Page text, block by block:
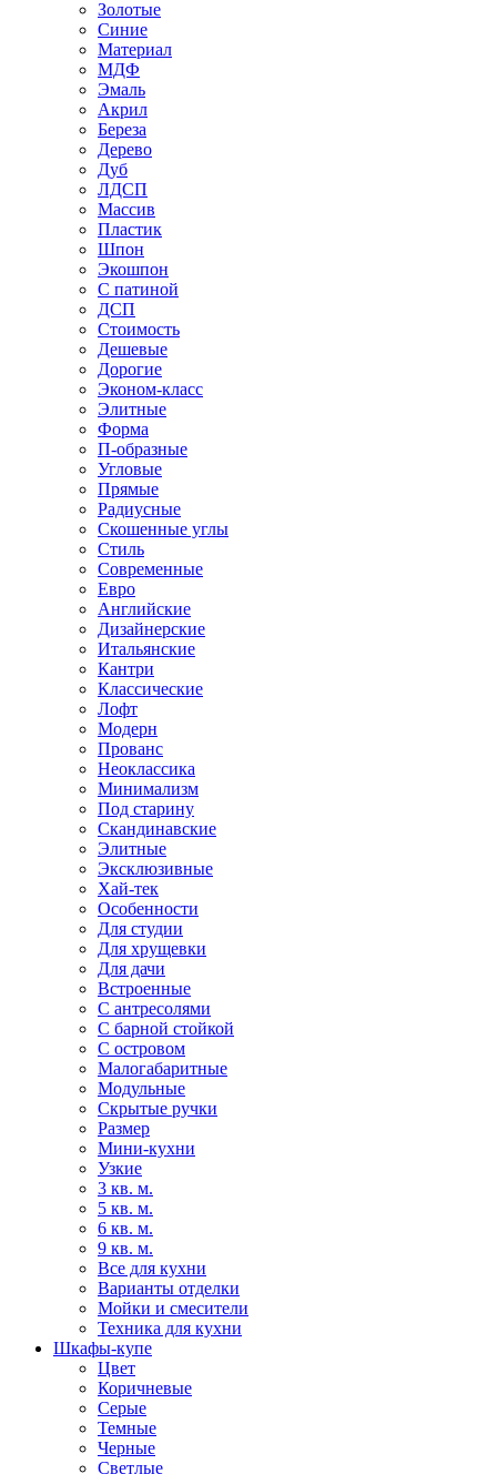
Золотые
Синие
Материал
МДФ
Эмаль
Акрил
Береза
Дерево
Дуб
ЛДСП
Массив
Пластик
Шпон
Экошпон
С патиной
ДСП
Стоимость
Дешевые
Дорогие
Эконом-класс
Элитные
Форма
П-образные
Угловые
Прямые
Радиусные
Скошенные углы
Стиль
Современные
Евро
Английские
Дизайнерские
Итальянские
Кантри
Классические
Лофт
Модерн
Прованс
Неоклассика
Минимализм
Под старину
Скандинавские
Элитные
Эксклюзивные
Хай-тек
Особенности
Для студии
Для хрущевки
Для дачи
Встроенные
С антресолями
С барной стойкой
С островом
Малогабаритные
Модульные
Скрытые ручки
Размер
Мини-кухни
Узкие
3 кв. м.
5 кв. м.
6 кв. м.
9 кв. м.
Все для кухни
Варианты отделки
Мойки и смесители
Техника для кухни
Шкафы-купе
Цвет
Коричневые
Серые
Темные
Черные
Светлые